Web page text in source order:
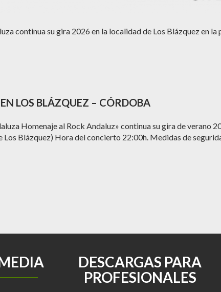
continua su gira 2026 en la localidad de Los Blázquez en
LOS BLÁZQUEZ – CÓRDOBA
Homenaje al Rock Andaluz» continua su gira de verano
Los Blázquez) Hora del concierto 22:00h. Medidas de
DESCARGAS PARA
PROFESIONALES